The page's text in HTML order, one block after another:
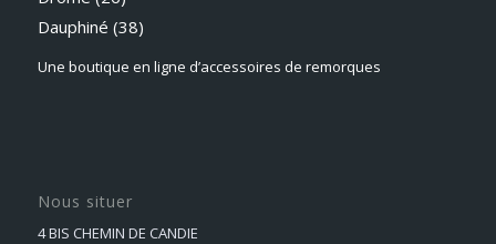
Dauphiné (38)
Une boutique en ligne d’accessoires de remorques
Nous situer
4 BIS CHEMIN DE CANDIE